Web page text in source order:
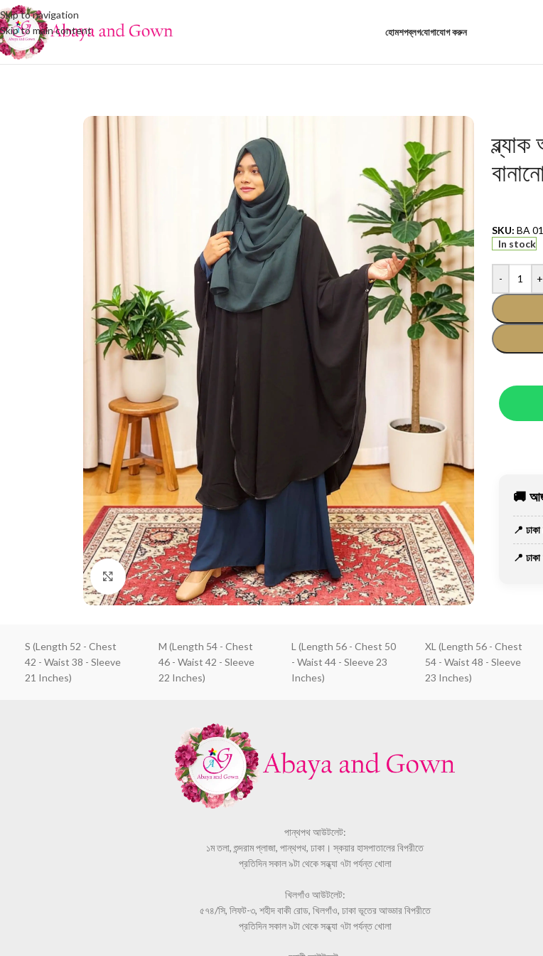
Skip to navigation
Skip to main content
হোমশপব্লগযোগাযোগ করুন
Click to enlarge
SKU: BA 01
In stock
- +
🚚 আজ
📍
📍 ঢাকা
S (Length 52 - Chest
42 - Waist 38 - Sleeve
21 Inches)
M (Length 54 - Chest
46 - Waist 42 - Sleeve
22 Inches)
L (Length 56 - Chest 50
- Waist 44 - Sleeve 23
Inches)
XL (Length 56 - Chest
54 - Waist 48 - Sleeve
23 Inches)
পান্থপথ আউটলেট:
১ম তলা, শুন্দরাম প্লাজা, পান্থপথ, ঢাকা। স্কয়ার হাসপাতালের বিপরীতে
প্রতিদিন সকাল ৯টা থেকে সন্ধ্যা ৭টা পর্যন্ত খোলা
খিলগাঁও আউটলেট:
৫৭৪/সি, লিফট-৩, শহীদ বাকী রোড, খিলগাঁও, ঢাকা ভূতের আড্ডার বিপরীতে
প্রতিদিন সকাল ৯টা থেকে সন্ধ্যা ৭টা পর্যন্ত খোলা